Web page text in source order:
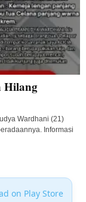
Hilang
Wardhani (21)
Informasi